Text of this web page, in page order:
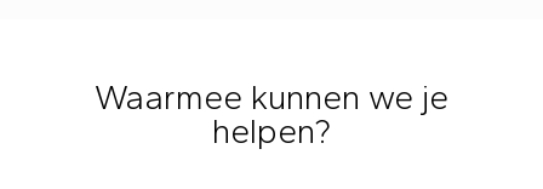
Waarmee kunnen we je
helpen?